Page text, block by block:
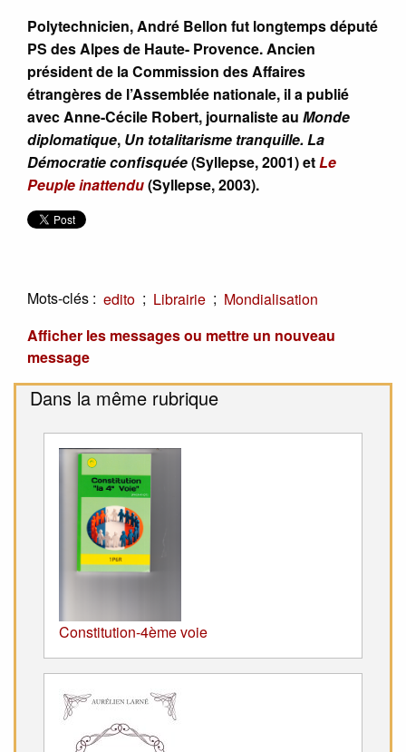
Polytechnicien, André Bellon fut longtemps député
PS des Alpes de Haute- Provence. Ancien
président de la Commission des Affaires
étrangères de l’Assemblée nationale, il a publié
avec Anne-Cécile Robert, journaliste au Monde
diplomatique, Un totalitarisme tranquille. La
Démocratie confisquée(Syllepse, 2001) etLe
Peuple inattendu(Syllepse, 2003).
Mots-clés : edito ; Librairie ; Mondialisation
Afficher les messages ou mettre un nouveau
message
Dans la même rubrique
Constitution-4ème voie